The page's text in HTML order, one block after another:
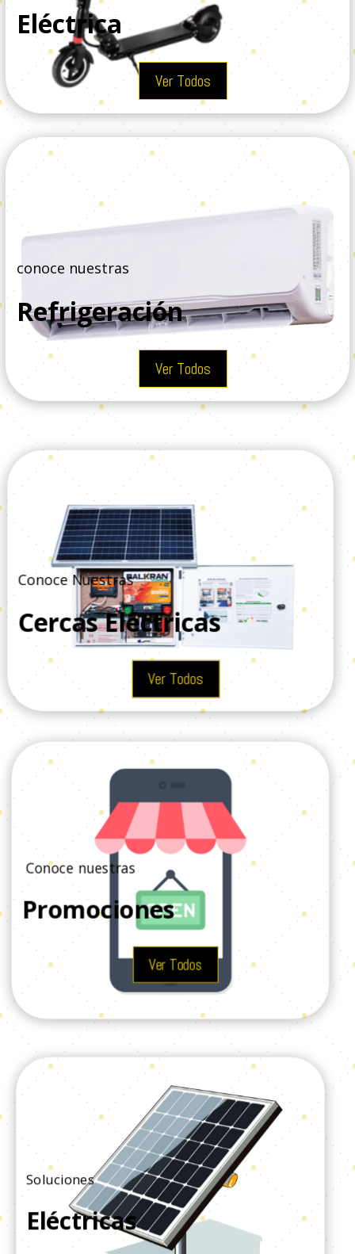
Eléctrica
Ver Todos
conoce nuestras
Refrigeración
Ver Todos
Conoce Nuestras
Cercas Eléctricas
Ver Todos
Conoce nuestras
Promociones
Ver Todos
Soluciones
Eléctricas